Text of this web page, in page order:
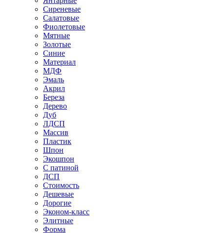
Сиреневые
Салатовые
Фиолетовые
Мятные
Золотые
Синие
Материал
МДФ
Эмаль
Акрил
Береза
Дерево
Дуб
ЛДСП
Массив
Пластик
Шпон
Экошпон
С патиной
ДСП
Стоимость
Дешевые
Дорогие
Эконом-класс
Элитные
Форма